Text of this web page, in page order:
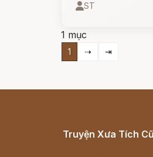
cả hai vợ chồng
ST
1 mục
1 ⇢ ⇥
Truyện Xưa Tích Cũ